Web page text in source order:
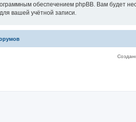
обеспечением phpBB. Вам будет
вашей учётной записи.